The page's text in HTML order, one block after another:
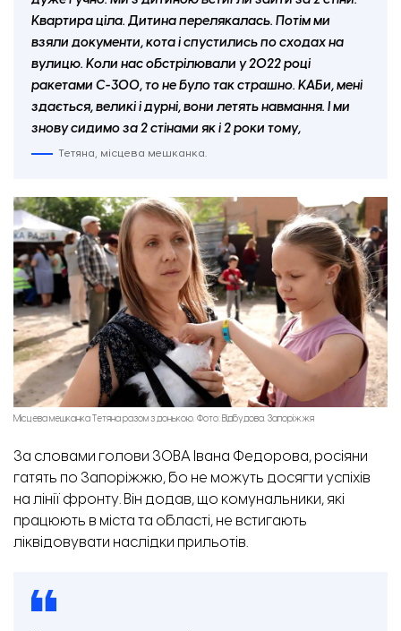
Квартира ціла. Дитина перелякалась. Потім ми
взяли документи, кота і спустились по сходах на
вулицю. Коли нас обстрілювали у 2022 році
ракетами С-300, то не було так страшно. КАБи, мені
здається, великі і дурні, вони летять навмання. І ми
знову сидимо за 2 стінами як і 2 роки тому,
Тетяна, місцева мешканка.
Місцева мешканка Тетяна разом з донькою. Фото: Відбудова. Запоріжжя
За словами голови ЗОВА Івана Федорова, росіяни
гатять по Запоріжжю, бо не можуть досягти успіхів
на лінії фронту. Він додав, що комунальники, які
працюють в міста та області, не встигають
ліквідовувати наслідки прильотів.